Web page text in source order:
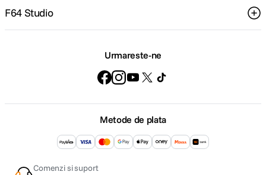
F64 Studio
Urmareste-ne
Metode de plata
Comenzi si suport